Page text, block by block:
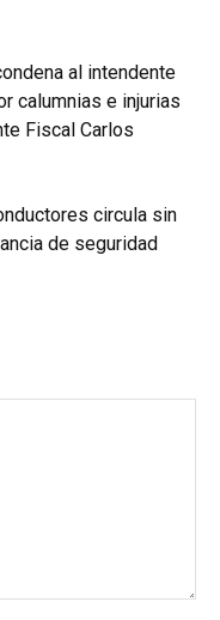
al intendente
calumnias e injurias
Fiscal Carlos
circula sin
de seguridad